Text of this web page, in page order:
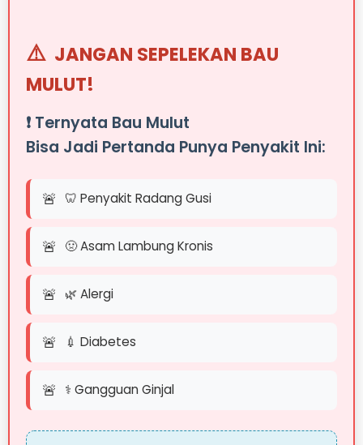
⚠️ JANGAN SEPELEKAN BAU
MULUT!
❗ Ternyata Bau Mulut
Bisa Jadi Pertanda Punya Penyakit Ini:
🦷 Penyakit Radang Gusi
🤢 Asam Lambung Kronis
🌿 Alergi
💉 Diabetes
⚕️ Gangguan Ginjal